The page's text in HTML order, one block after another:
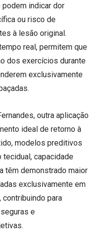
indicar dor
ou risco de
à lesão original.
real, permitem que
dos exercícios durante
exclusivamente
outra aplicação
ideal de retorno à
modelos preditivos
tecidual, capacidade
têm demonstrado maior
exclusivamente em
para
e